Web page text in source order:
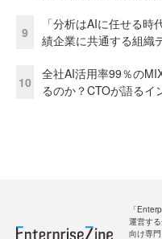
9
「分析はAIに任せる
績企業に共通する組織
10
全社AI活用率99％の
るのか？CTOが語るイ
「
運営す
向け専